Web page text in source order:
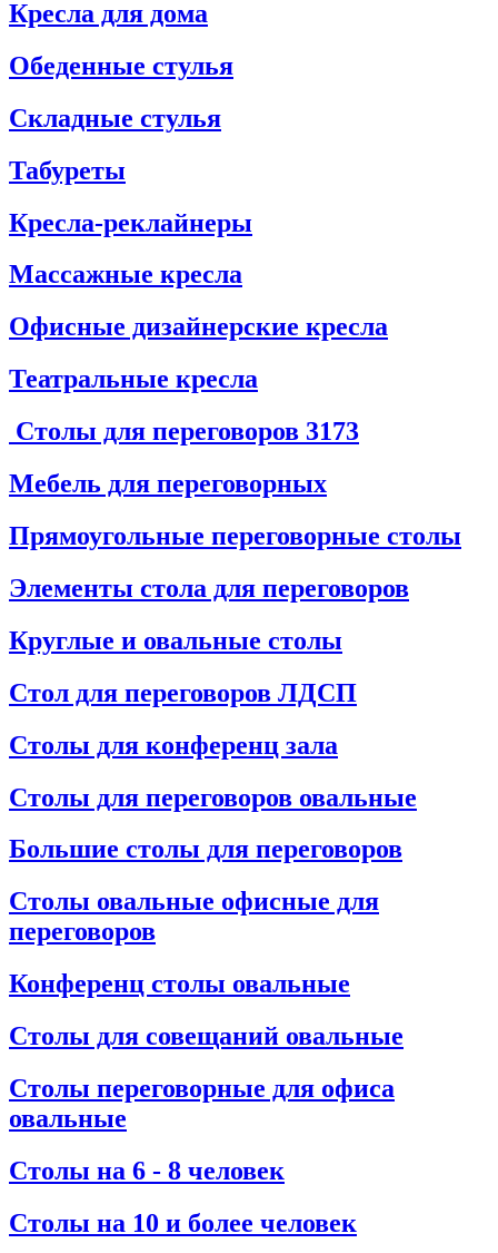
Кресла для дома
Обеденные стулья
Складные стулья
Табуреты
Кресла-реклайнеры
Массажные кресла
Офисные дизайнерские кресла
Театральные кресла
Столы для переговоров 3173
Мебель для переговорных
Прямоугольные переговорные столы
Элементы стола для переговоров
Круглые и овальные столы
Стол для переговоров ЛДСП
Столы для конференц зала
Столы для переговоров овальные
Большие столы для переговоров
Столы овальные офисные для
переговоров
Конференц столы овальные
Столы для совещаний овальные
Столы переговорные для офиса
овальные
Столы на 6 - 8 человек
Столы на 10 и более человек